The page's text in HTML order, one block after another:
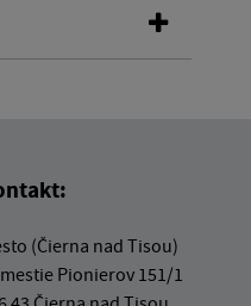
(Čierna nad Tisou)
Pionierov 151/1